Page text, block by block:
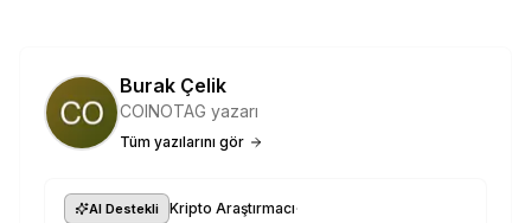
Burak Çelik
COINOTAG yazarı
Tüm yazılarını gör
AI Destekli Kripto Araştırmacı·